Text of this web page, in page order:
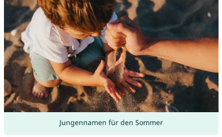
Jungennamen für den Sommer